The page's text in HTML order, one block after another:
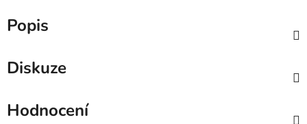
Popis
Diskuze
Hodnocení